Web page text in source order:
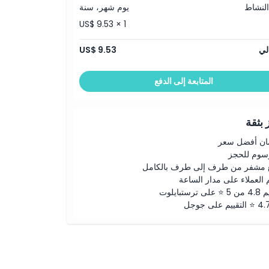
يوم شهر، سنة
US$ 9.53 × 1
US$ 9.53
المتابعة إلى الدفع
بثقة
أفضل سعر
للحجز
مشفر من طرف إلى طرف بالكامل
العملاء على مدار الساعة
على جوجل